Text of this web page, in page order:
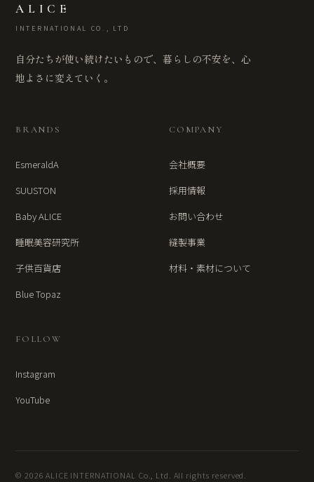
ALICE
INTERNATIONAL CO., LTD
自分たちが使い続けたいもので、暮らしの不安を、心
地よさに変えていく。
BRANDS
EsmeraldA
SUUSTON
Baby ALICE
睡眠美容研究所
子供百貨店
Blue Topaz
COMPANY
会社概要
採用情報
お問い合わせ
縫製事業
材料・素材について
FOLLOW
Instagram
YouTube
© 2026 ALICE INTERNATIONAL Co., Ltd. All rights reserved.